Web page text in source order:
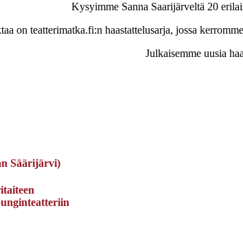
Kysyimme Sanna Saarijärveltä 20
on teatterimatka.fi:n haastattelusarja, jossa
Julkaisemme uusia
Säärijärvi)